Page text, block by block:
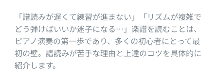
「譜読みが遅くて練習が進まない」「リズムが複雑で
どう弾けばいいか迷子になる…」楽譜を読むことは、
ピアノ演奏の第一歩であり、多くの初心者にとって最
初の壁。譜読みが苦手な理由と上達のコツを具体的に
紹介します。